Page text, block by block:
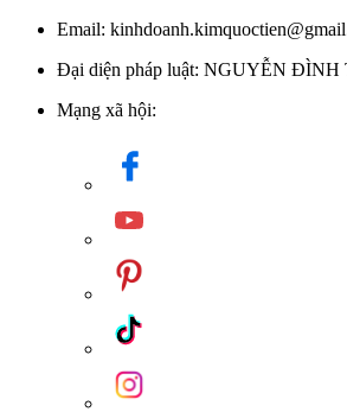
Email:
Đại diện pháp luật: NGUYỄN ĐÌNH
Mạng xã hội: